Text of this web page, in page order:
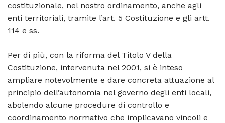
costituzionale, nel nostro ordinamento, anche agli
enti territoriali, tramite l’art. 5 Costituzione e gli artt.
114 e ss.
Per di più, con la riforma del Titolo V della
Costituzione, intervenuta nel 2001, si è inteso
ampliare notevolmente e dare concreta attuazione al
principio dell’autonomia nel governo degli enti locali,
abolendo alcune procedure di controllo e
coordinamento normativo che implicavano vincoli e